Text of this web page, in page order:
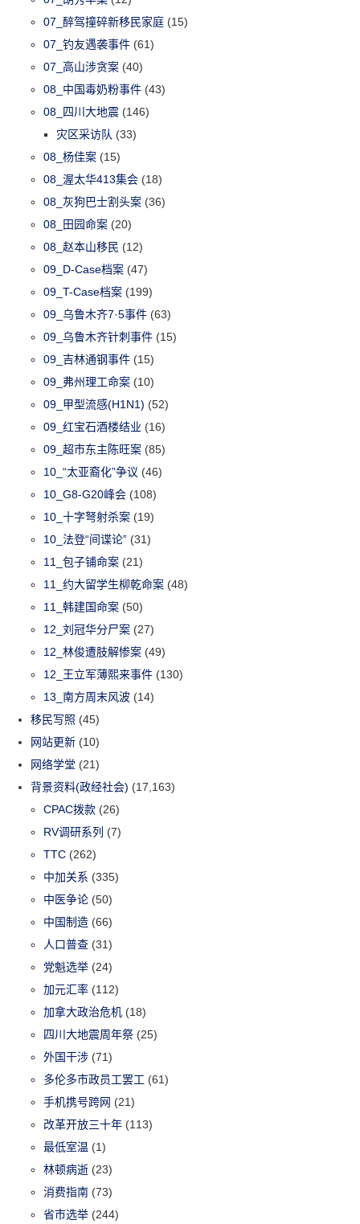
07_醉驾撞碎新移民家庭 (15)
07_钓友遇袭事件 (61)
07_高山涉贪案 (40)
08_中国毒奶粉事件 (43)
08_四川大地震 (146)
灾区采访队 (33)
08_杨佳案 (15)
08_渥太华413集会 (18)
08_灰狗巴士割头案 (36)
08_田园命案 (20)
08_赵本山移民 (12)
09_D-Case档案 (47)
09_T-Case档案 (199)
09_乌鲁木齐7·5事件 (63)
09_乌鲁木齐针刺事件 (15)
09_吉林通钢事件 (15)
09_弗州理工命案 (10)
09_甲型流感(H1N1) (52)
09_红宝石酒楼结业 (16)
09_超市东主陈旺案 (85)
10_“太亚裔化”争议 (46)
10_G8-G20峰会 (108)
10_十字弩射杀案 (19)
10_法登“间谍论” (31)
11_包子铺命案 (21)
11_约大留学生柳乾命案 (48)
11_韩建国命案 (50)
12_刘冠华分尸案 (27)
12_林俊遭肢解惨案 (49)
12_王立军薄熙来事件 (130)
13_南方周末风波 (14)
移民写照 (45)
网站更新 (10)
网络学堂 (21)
背景资料(政经社会) (17,163)
CPAC拨款 (26)
RV调研系列 (7)
TTC (262)
中加关系 (335)
中医争论 (50)
中国制造 (66)
人口普查 (31)
党魁选举 (24)
加元汇率 (112)
加拿大政治危机 (18)
四川大地震周年祭 (25)
外国干涉 (71)
多伦多市政员工罢工 (61)
手机携号跨网 (21)
改革开放三十年 (113)
最低室温 (1)
林顿病逝 (23)
消费指南 (73)
省市选举 (244)